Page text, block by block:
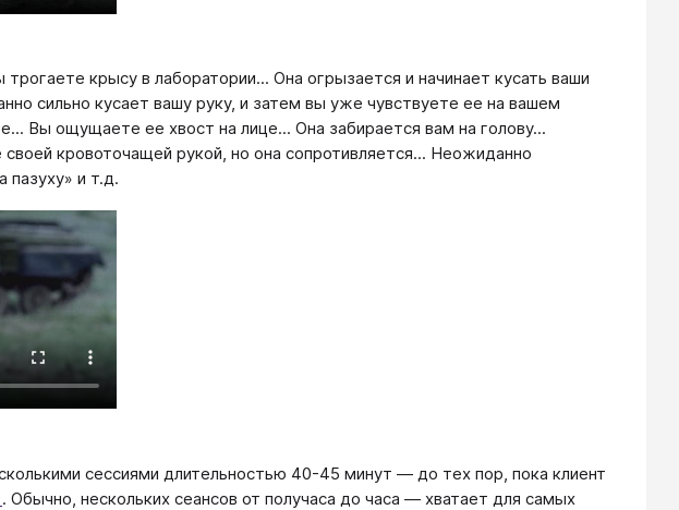
крысу в лаборатории... Она огрызается и начинает кусать ваши
сильно кусает вашу руку, и затем вы уже чувствуете ее на вашем
Вы ощущаете ее хвост на лице... Она забирается вам на голову...
кровоточащей рукой, но она сопротивляется... Неожиданно
пазуху» и т.д.
сессиями длительностью 40-45 минут — до тех пор, пока клиент
. Обычно, нескольких сеансов от получаса до часа — хватает для самых